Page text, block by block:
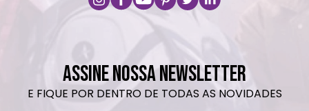
ASSINE NOSSA NEWSLETTER
E FIQUE POR DENTRO DE TODAS AS NOVIDADES